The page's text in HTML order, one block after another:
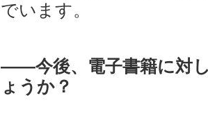
でいます。
――今後、電子書籍に対
ょうか？